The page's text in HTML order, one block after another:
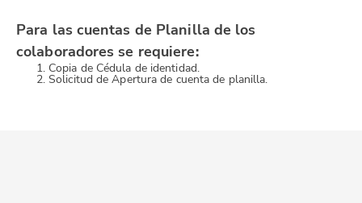
Para las cuentas de Planilla de los
colaboradores se requiere:
Copia de Cédula de identidad.
Solicitud de Apertura de cuenta de planilla.